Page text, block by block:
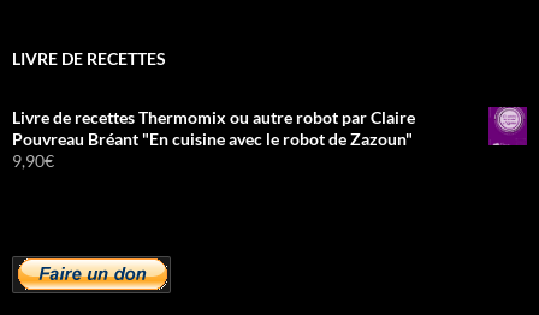
LIVRE DE RECETTES
Livre de recettes Thermomix ou autre robot par Claire
Pouvreau Bréant "En cuisine avec le robot de Zazoun"
9,90€